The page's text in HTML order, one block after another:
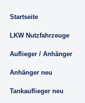
Startseite
LKW Nutzfahrzeuge
Auflieger / Anhänger
Anhänger neu
Tankauflieger neu